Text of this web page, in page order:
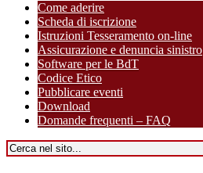
Come aderire
Scheda di iscrizione
Istruzioni Tesseramento on-line
Assicurazione e denuncia sinistro
Software per le BdT
Codice Etico
Pubblicare eventi
Download
Domande frequenti – FAQ